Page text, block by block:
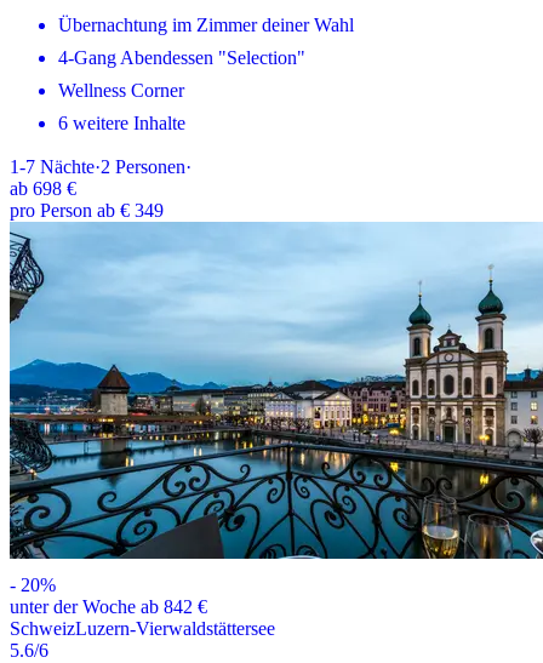
Übernachtung im Zimmer deiner Wahl
4-Gang Abendessen "Selection"
Wellness Corner
6 weitere Inhalte
1-7 Nächte·2 Personen·
ab 698 €
pro Person ab € 349
- 20%
unter der Woche ab 842 €
SchweizLuzern-Vierwaldstättersee
5.6/6